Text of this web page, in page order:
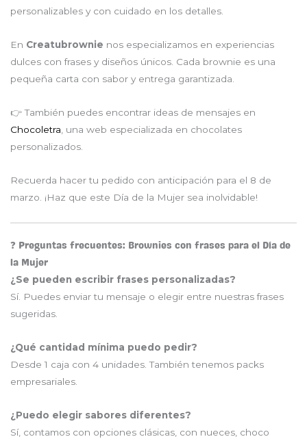
personalizables y con cuidado en los detalles.
En Creatubrownie nos especializamos en experiencias
dulces con frases y diseños únicos. Cada brownie es una
pequeña carta con sabor y entrega garantizada.
👉 También puedes encontrar ideas de mensajes en
Chocoletra , una web especializada en chocolates
personalizados.
Recuerda hacer tu pedido con anticipación para el 8 de
marzo. ¡Haz que este Día de la Mujer sea inolvidable!
❓ Preguntas frecuentes: Brownies con frases para el Día de
la Mujer
¿Se pueden escribir frases personalizadas?
Sí. Puedes enviar tu mensaje o elegir entre nuestras frases
sugeridas.
¿Qué cantidad mínima puedo pedir?
Desde 1 caja con 4 unidades. También tenemos packs
empresariales.
¿Puedo elegir sabores diferentes?
Sí, contamos con opciones clásicas, con nueces, choco